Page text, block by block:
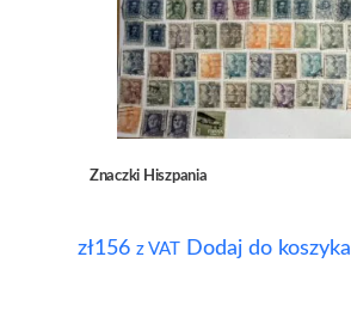
Znaczki Hiszpania
zł156 z VAT Dodaj do koszyka